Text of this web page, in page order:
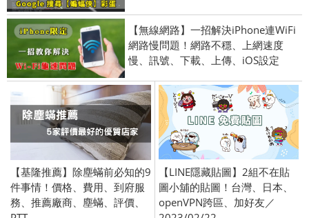
【無線網路】一招解決iPhone連WiFi
網路慢問題！網路不穩、上網速度
慢、訊號、下載、上傳、iOS設定
【基隆推薦】除塵蟎前必知的9
件事情！價格、費用、到府服
務、推薦廠商、塵蟎、評價、
【LINE隱藏貼圖】2組不在貼
圖小舖的貼圖！台灣、日本、
openVPN跨區、加好友／